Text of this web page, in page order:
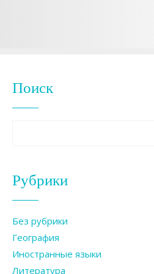
Поиск
Рубрики
Без рубрики
География
Иностранные языки
Литература